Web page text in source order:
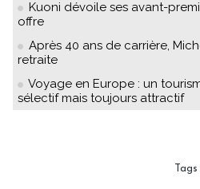
Kuoni dévoile ses avant-
offre
Après 40 ans de carrière,
retraite
Voyage en Europe : un
sélectif mais toujours attractif
Tags